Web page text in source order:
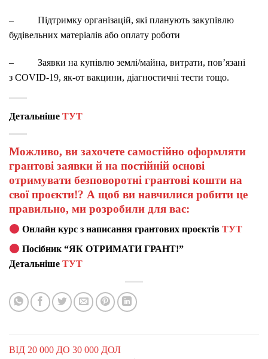
– Підтримку організацій, які планують закупівлю
будівельних матеріалів або оплату роботи
– Заявки на купівлю землі/майна, витрати, пов’язані
з COVID-19, як-от вакцини, діагностичні тести тощо.
Детальніше ТУТ
Можливо, ви захочете самостійно оформляти
грантові заявки й на постійній основі
отримувати безповоротні грантові кошти на
свої проєкти!? А щоб ви навчилися робити це
правильно, ми розробили для вас:
Онлайн курс з написання грантових проєктівТУТ
Посібник “ЯК ОТРИМАТИ ГРАНТ!”
Детальніше ТУТ
ВІД 20 000 ДО 30 000 ДОЛ